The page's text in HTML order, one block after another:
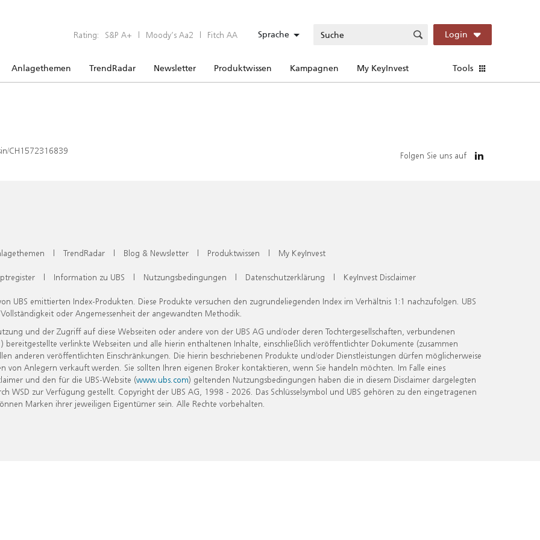
Rating: S&P A+ | Moody’s Aa2 | Fitch AA Sprache Login
Anlagethemen TrendRadar Newsletter Produktwissen Kampagnen My KeyInvest Tools
CH1572316839 Folgen Sie uns auf
| TrendRadar | Blog & Newsletter | Produktwissen | My KeyInvest
| Information zu UBS | Nutzungsbedingungen | Datenschutzerklärung | KeyInvest Disclaimer
UBS emittierten Index-Produkten. Diese Produkte versuchen den zugrundeliegenden Index im Verhältnis 1:1 nachzufolgen. UBS
oder Angemessenheit der angewandten Methodik.
und der Zugriff auf diese Webseiten oder andere von der UBS AG und/oder deren Tochtergesellschaften, verbundenen
verlinkte Webseiten und alle hierin enthaltenen Inhalte, einschließlich veröffentlichter Dokumente (zusammen
anderen veröffentlichten Einschränkungen. Die hierin beschriebenen Produkte und/oder Dienstleistungen dürfen möglicherweise
Anlegern verkauft werden. Sie sollten Ihren eigenen Broker kontaktieren, wenn Sie handeln möchten. Im Falle eines
und den für die UBS-Website (www.ubs.com) geltenden Nutzungsbedingungen haben die in diesem Disclaimer dargelegten
zur Verfügung gestellt. Copyright der UBS AG, 1998 - 2026. Das Schlüsselsymbol und UBS gehören zu den eingetragenen
Marken ihrer jeweiligen Eigentümer sein. Alle Rechte vorbehalten.